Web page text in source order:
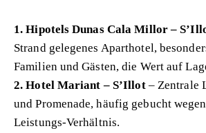
1. Hipotels Dunas Cala Millor –
Strand gelegenes Aparthotel,
Familien und Gästen, die Wert auf
2. Hotel Mariant – S’Illot– Zentrale
und Promenade, häufig gebucht
Leistungs-Verhältnis.